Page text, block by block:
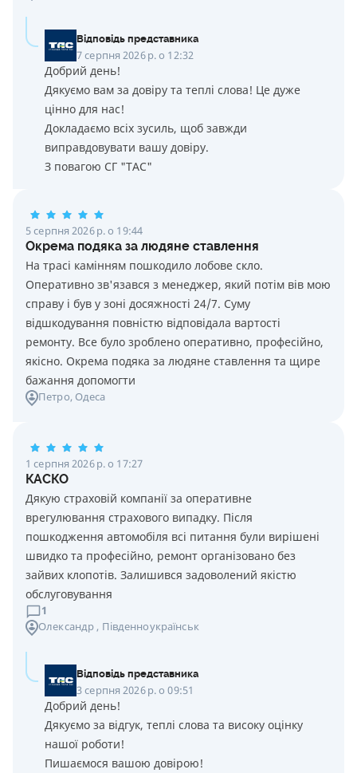
Відповідь представника
7 серпня 2026 р. о 12:32
Добрий день!
Дякуємо вам за довіру та теплі слова! Це дуже
цінно для нас!
Докладаємо всіх зусиль, щоб завжди
виправдовувати вашу довіру.
З повагою СГ "ТАС"
5 серпня 2026 р. о 19:44
Окрема подяка за людяне ставлення
На трасі камінням пошкодило лобове скло.
Оперативно зв'язався з менеджер, який потім вів мою
справу і був у зоні досяжності 24/7. Суму
відшкодування повністю відповідала вартості
ремонту. Все було зроблено оперативно, професійно,
якісно. Окрема подяка за людяне ставлення та щире
бажання допомогти
Петро, Одеса
1 серпня 2026 р. о 17:27
КАСКО
Дякую страховій компанії за оперативне
врегулювання страхового випадку. Після
пошкодження автомобіля всі питання були вирішені
швидко та професійно, ремонт організовано без
зайвих клопотів. Залишився задоволений якістю
обслуговування
1
Олександр , Південноукраїнськ
Відповідь представника
3 серпня 2026 р. о 09:51
Добрий день!
Дякуємо за відгук, теплі слова та високу оцінку
нашої роботи!
Пишаємося вашою довірою!